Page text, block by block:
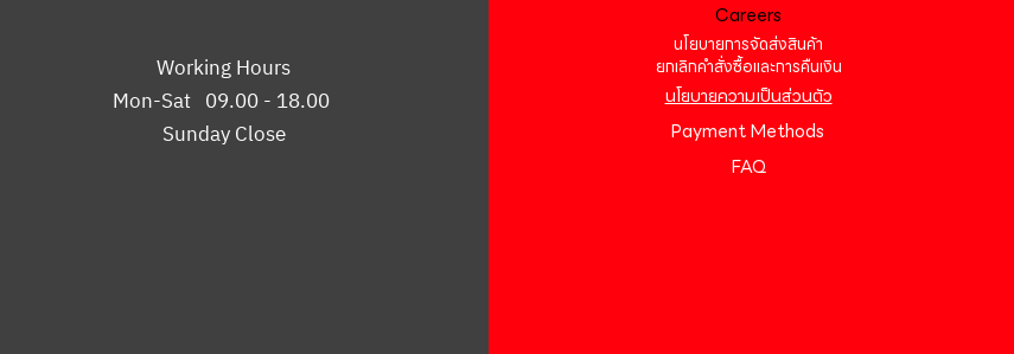
Working Hours
Mon-Sat 09.00 - 18.00
Sunday Close
Careers
นโยบายการจัดส่งสินค้า
ยกเลิกคำสั่งซื้อและการคืนเงิน
นโยบายความเป็นส่วนตัว
Payment Methods
FAQ